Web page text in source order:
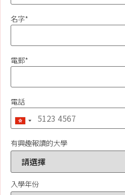
名字*
電郵*
電話
有興趣報讀的大學
入學年份